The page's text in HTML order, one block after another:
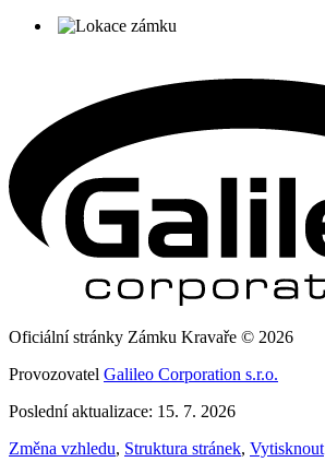
Oficiální stránky Zámku Kravaře © 2026
Provozovatel Galileo Corporation s.r.o.
Poslední aktualizace: 15. 7. 2026
Změna vzhledu, Struktura stránek, Vytisknout